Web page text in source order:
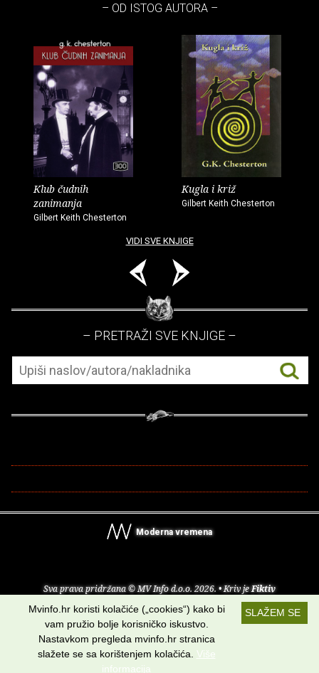
– OD ISTOG AUTORA –
Klub čudnih
zanimanja
Gilbert Keith Chesterton
Kugla i križ
Gilbert Keith Chesterton
VIDI SVE KNJIGE
– PRETRAŽI SVE KNJIGE –
Moderna vremena
Sva prava pridržana © MV Info d.o.o. 2026. • Kriv jeFiktiv
Uvjeti korištenja RSS kanali
Potraži nas na:
SLAŽEM SE
Mvinfo.hr koristi kolačiće („cookies“) kako bi
vam pružio bolje korisničko iskustvo.
Nastavkom pregleda mvinfo.hr stranica
slažete se sa korištenjem kolačića. Više
informacija